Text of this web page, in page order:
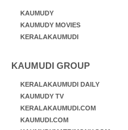
KAUMUDY
KAUMUDY MOVIES
KERALAKAUMUDI
KAUMUDI GROUP
KERALAKAUMUDI DAILY
KAUMUDY TV
KERALAKAUMUDI.COM
KAUMUDI.COM